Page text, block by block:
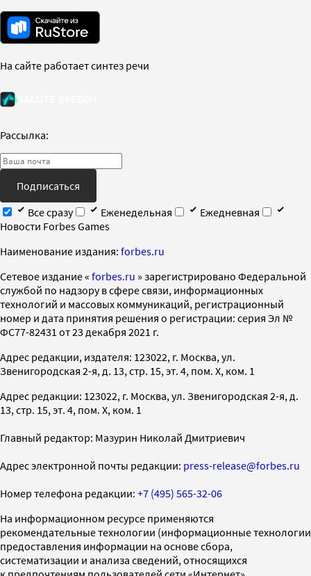
На сайте работает синтез речи
Рассылка:
Подписаться
Все сразу
Еженедельная
Ежедневная
Новости Forbes Games
Наименование издания: forbes.ru
Cетевое издание « forbes.ru » зарегистрировано Федеральной
службой по надзору в сфере связи, информационных
технологий и массовых коммуникаций, регистрационный
номер и дата принятия решения о регистрации: серия Эл №
ФС77-82431 от 23 декабря 2021 г.
Адрес редакции, издателя: 123022, г. Москва, ул.
Звенигородская 2-я, д. 13, стр. 15, эт. 4, пом. X, ком. 1
Адрес редакции: 123022, г. Москва, ул. Звенигородская 2-я, д.
13, стр. 15, эт. 4, пом. X, ком. 1
Главный редактор: Мазурин Николай Дмитриевич
Адрес электронной почты редакции: press-release@forbes.ru
Номер телефона редакции: +7 (495) 565-32-06
На информационном ресурсе применяются
рекомендательные технологии (информационные технологии
предоставления информации на основе сбора,
систематизации и анализа сведений, относящихся